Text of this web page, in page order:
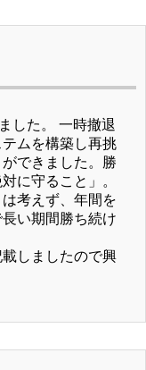
した。 一時撤退
ムを構築し再挑
できました。勝
に守ること」。
考えず、年間を
い期間勝ち続け
しましたので興